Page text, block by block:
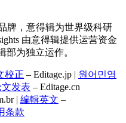
牌，意得辑为世界级科研
由意得辑提供运营资金
部为独立运作。
校正 – Editage.jp | 원어민영
发表 – Editage.cn
| 編輯英文 –
条款